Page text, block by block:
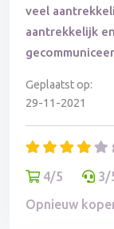
veel
aantrekkelijk
Geplaatst op:
29-11-2021
4/5
3/
Opnieuw